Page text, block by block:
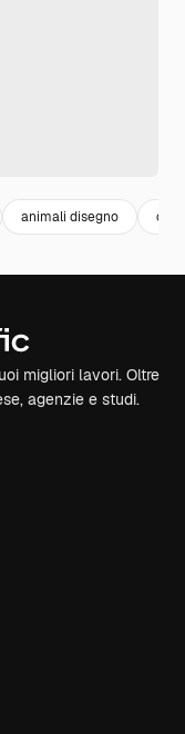
animali disegno orso
migliori lavori. Oltre
agenzie e studi.